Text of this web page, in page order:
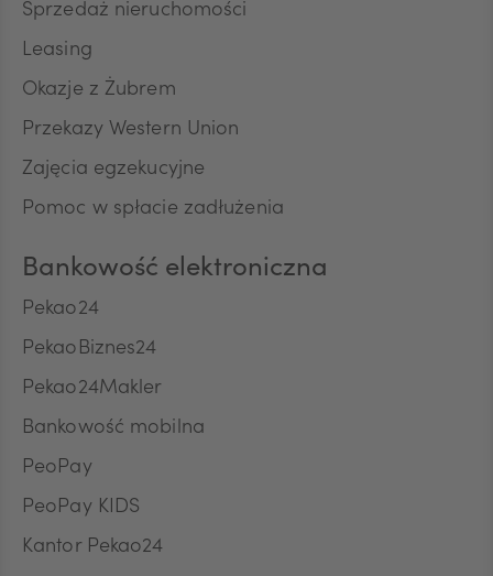
RON
TRY
Sprzedaż nieruchomości
Leasing
Okazje z Żubrem
Przekazy Western Union
Zajęcia egzekucyjne
Pomoc w spłacie zadłużenia
Bankowość elektroniczna
Pekao24
PekaoBiznes24
Pekao24Makler
Bankowość mobilna
PeoPay
PeoPay KIDS
Kantor Pekao24